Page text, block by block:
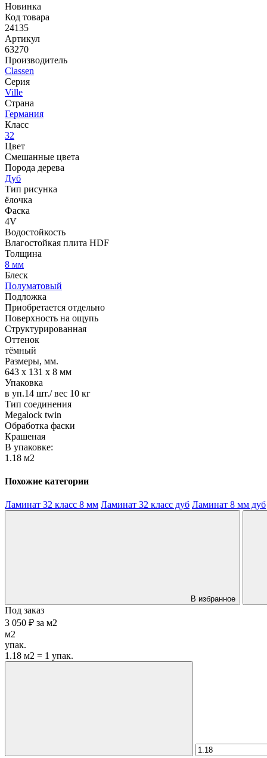
Новинка
Код товара
24135
Артикул
63270
Производитель
Classen
Серия
Ville
Страна
Германия
Класс
32
Цвет
Смешанные цвета
Порода дерева
Дуб
Тип рисунка
ёлочка
Фаска
4V
Водостойкость
Влагостойкая плита HDF
Толщина
8 мм
Блеск
Полуматовый
Подложка
Приобретается отдельно
Поверхность на ощупь
Структурированная
Оттенок
тёмный
Размеры, мм.
643 х 131 х 8 мм
Упаковка
в уп.14 шт./ вес 10 кг
Тип соединения
Megalock twin
Обработка фаски
Крашеная
В упаковке:
1.18 м2
Похожие категории
Ламинат 32 класс 8 мм Ламинат 32 класс дуб Ламинат 8 мм дуб
В избранное
Под заказ
3 050 ₽ за м2
м2
упак.
1.18 м2 = 1 упак.